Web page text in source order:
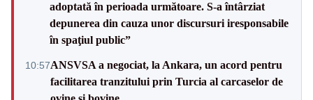
adoptată în perioada următoare. S-a întârziat
depunerea din cauza unor discursuri iresponsabile
în spaţiul public”
10:57ANSVSA a negociat, la Ankara, un acord pentru
facilitarea tranzitului prin Turcia al carcaselor de